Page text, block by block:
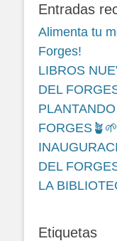
Entradas
Alimenta tu
Forges!
LIBROS
DEL
DEL
LA
Etiquetas